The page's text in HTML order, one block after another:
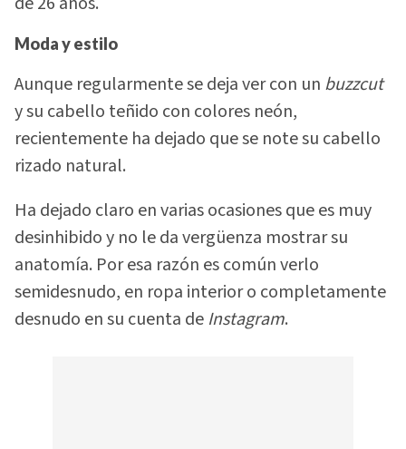
Moda y estilo
Aunque regularmente se deja ver con un buzzcut
y su cabello teñido con colores neón,
recientemente ha dejado que se note su cabello
rizado natural.
Ha dejado claro en varias ocasiones que es muy
desinhibido y no le da vergüenza mostrar su
anatomía. Por esa razón es común verlo
semidesnudo, en ropa interior o completamente
desnudo en su cuenta de Instagram.